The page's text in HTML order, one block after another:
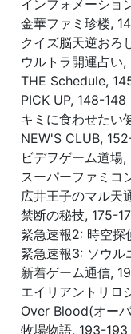
インフォメーショ
金華ファミ珍楼,
クイズ脳天逆おろ
ウルトラ開運占い
THE Schedule,
PICK UP, 148-148
キミに食わせたい
NEW'S CLUB,
ビデヲゲーム道場
スーパーファミコ
広井王子のマル天
禁断の秘技, 175-
緊急速報2: 時空
緊急速報3: ソウル
新着ゲーム通信,
エイリアントリロ
Over Blood(オー
牧場物語, 193-193